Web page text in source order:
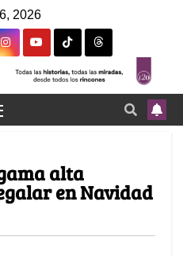
2026
alta
en Navidad